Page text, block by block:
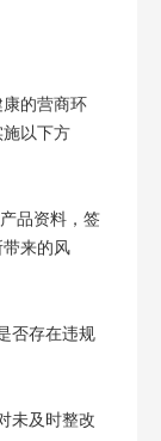
的营商环
施以下方
品资料，签
来的风
否存在违规
未及时整改